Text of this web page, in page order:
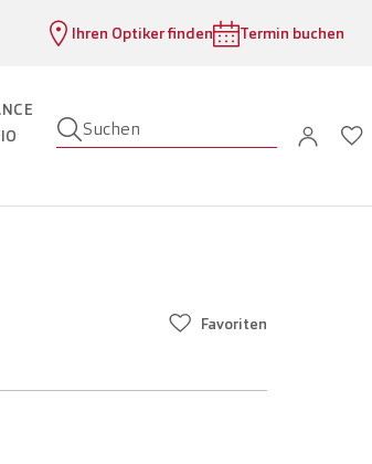
Ihren Optiker finden Termin buchen
Suchen
Favoriten